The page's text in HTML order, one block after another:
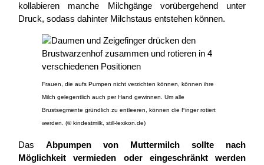
kollabieren manche Milchgänge vorübergehend unter
Druck, sodass dahinter Milchstaus entstehen können.
Frauen, die aufs Pumpen nicht verzichten können, können ihre
Milch gelegentlich auch per Hand gewinnen. Um alle
Brustsegmente gründlich zu entleeren, können die Finger rotiert
werden. (© kindestmilk, still-lexikon.de)
DasAbpumpen von Muttermilch
sollte nach
Möglichkeit vermieden oder eingeschränkt werden